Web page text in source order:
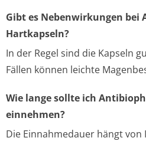
Gibt es Nebenwirkungen bei
Hartkapseln?
In der Regel sind die Kapseln
Fällen können leichte
Wie lange sollte ich
einnehmen?
Die Einnahmedauer hängt